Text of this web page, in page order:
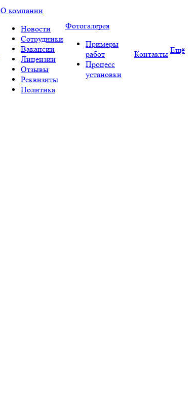
О компании
Новости
Сотрудники
Вакансии
Лицензии
Отзывы
Реквизиты
Политика
Фотогалерея
Примеры
работ
Процесс
установки
Контакты Ещё